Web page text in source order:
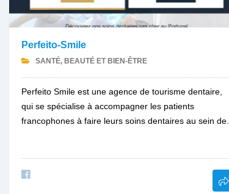
Perfeito-Smile
SANTÉ, BEAUTÉ ET BIEN-ÊTRE
Perfeito Smile est une agence de tourisme dentaire,
qui se spécialise à accompagner les patients
francophones à faire leurs soins dentaires au sein de...